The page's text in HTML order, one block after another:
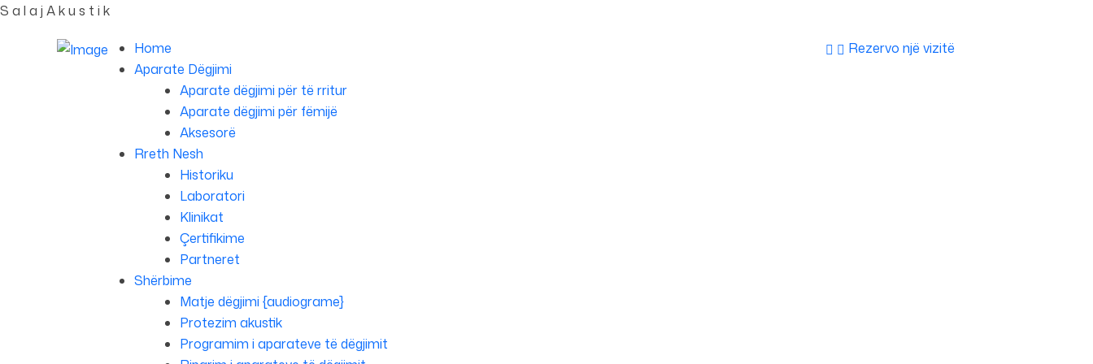
S a l a j Aku s t i k
Home
Aparate Dëgjimi
Aparate dëgjimi për të rritur
Aparate dëgjimi për fëmijë
Aksesorë
Rreth Nesh
Historiku
Laboratori
Klinikat
Çertifikime
Partneret
Shërbime
Matje dëgjimi {audiograme}
Protezim akustik
Programim i aparateve të dëgjimit
Rezervo një vizitë